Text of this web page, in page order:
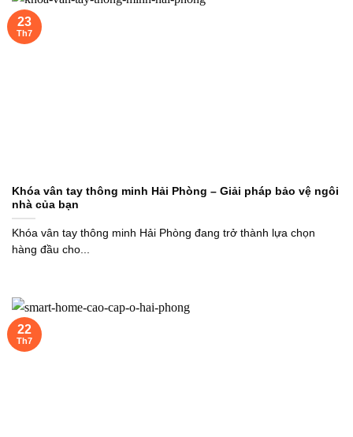
Khóa vân tay thông minh Hải Phòng – Giải pháp bảo vệ ngôi
nhà của bạn
Khóa vân tay thông minh Hải Phòng đang trở thành lựa chọn
hàng đầu cho...
23
Th7
22
Th7